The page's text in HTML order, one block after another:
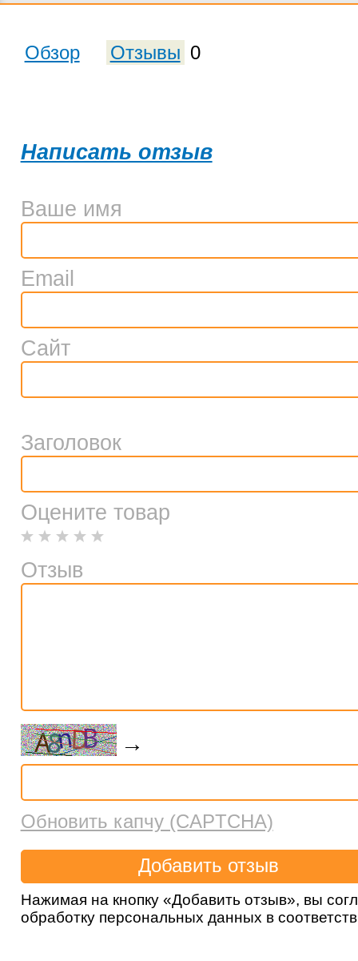
Обзор Отзывы 0
Написать отзыв
Ваше имя
Email
Сайт
Заголовок
Оцените товар
Отзыв
→
Обновить капчу (CAPTCHA)
Нажимая на кнопку «Добавить отзыв», вы
обработку персональных данных в